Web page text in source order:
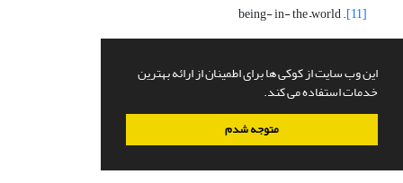
این وب سایت از کوکی ها برای اطمینان از ارائه بهترین
خدمات استفاده می کند.
متوجه شدم
[11]
. being- in- the –world
[13]
. Fore Sight
[14]
. Fore- Conception
[15]
. mathematical